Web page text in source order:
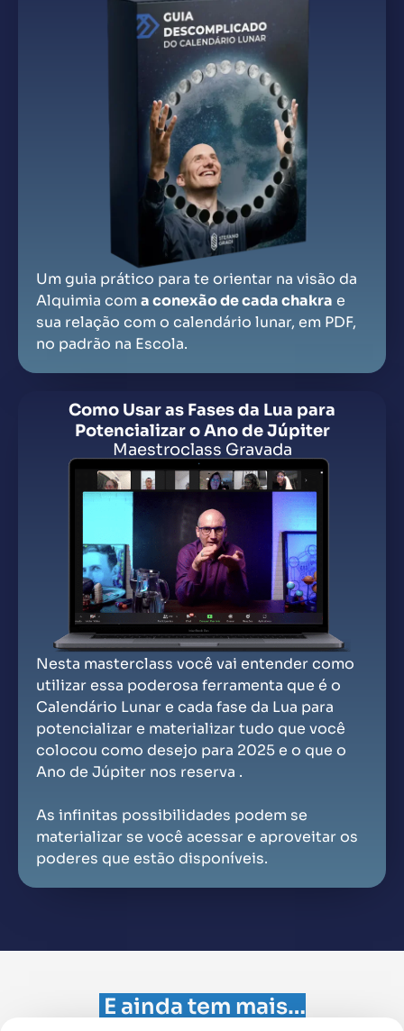
Um guia prático para te orientar na visão da
Alquimia coma conexão de cada chakra e
sua relação com o calendário lunar, em PDF,
no padrão na Escola.
Como Usar as Fases da Lua para
Potencializar o Ano de Júpiter
Maestroclass Gravada
Nesta masterclass você vai entender como
utilizar essa poderosa ferramenta que é o
Calendário Lunar e cada fase da Lua para
potencializar e materializar tudo que você
colocou como desejo para 2025 e o que o
Ano de Júpiter nos reserva .
As infinitas possibilidades podem se
materializar se você acessar e aproveitar os
poderes que estão disponíveis.
E ainda tem mais…